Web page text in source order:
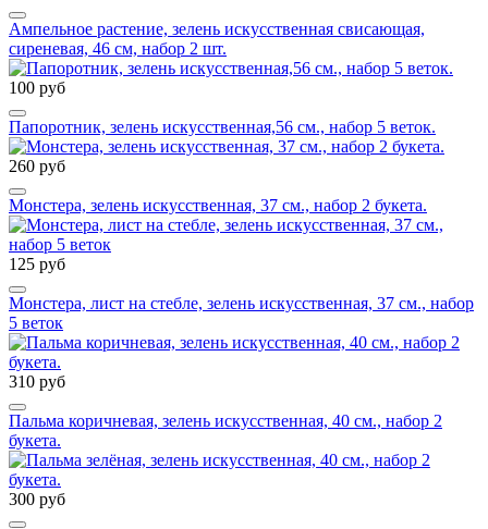
Ампельное растение, зелень искусственная свисающая,
сиреневая, 46 см, набор 2 шт.
100 руб
Папоротник, зелень искусственная,56 см., набор 5 веток.
260 руб
Монстера, зелень искусственная, 37 см., набор 2 букета.
125 руб
Монстера, лист на стебле, зелень искусственная, 37 см., набор
5 веток
310 руб
Пальма коричневая, зелень искусственная, 40 см., набор 2
букета.
300 руб